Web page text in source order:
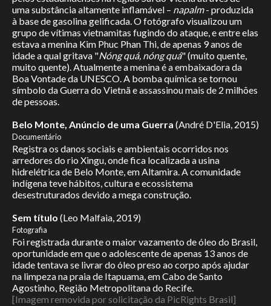
uma substância altamente inflamável – napalm- produzida
à base de gasolina gelificada. O fotógrafo visualizou um
grupo de vítimas vietnamitas fugindo do ataque, e entre elas
estava a menina Kim Phuc Phan Thi, de apenas 9 anos de
idade a qual gritava "Nóng quá, nóng quá" (muito quente,
muito quente). Atualmente a menina é a embaixadora da
Boa Vontade da UNESCO. A bomba química se tornou
símbolo da Guerra do Vietnã e assassinou mais de 2 milhões
de pessoas.
Belo Monte, Anúncio de uma Guerra (André D'Elia, 2015)
Documentário
Registra os danos sociais e ambientais ocorridos nos
arredores do rio Xingu, onde fica localizada a usina
hidrelétrica de Belo Monte, em Altamira. A comunidade
indígena teve hábitos, cultura e ecossistema
desestruturados devido a mega construção.
Sem título (Leo Malfaia, 2019)
Fotografia
Foi registrada durante o maior vazamento de óleo do Brasil,
oportunidade em que o adolescente de apenas 13 anos de
idade tentava se livrar do óleo preso ao corpo após ajudar
na limpeza na praia de Itapuama, em Cabo de Santo
Agostinho, Região Metropolitana do Recife.
[Imagem removida por solicitação da PicRights Brasil]